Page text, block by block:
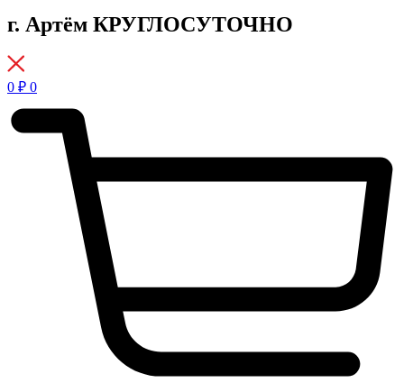
г. Артём КРУГЛОСУТОЧНО
0 ₽ 0